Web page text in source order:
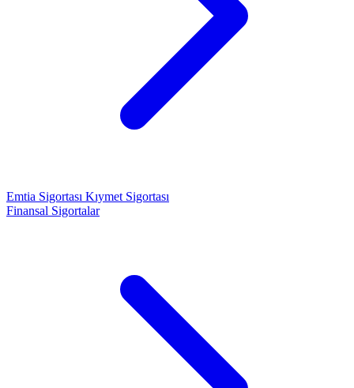
Emtia Sigortası Kıymet Sigortası
Finansal Sigortalar